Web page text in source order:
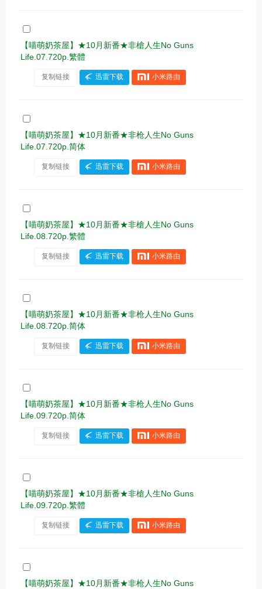
【喵萌奶茶屋】★10月新番★非槍人生No Guns
Life.07.720p.繁體
复制链接 迅雷下载 小米路由
【喵萌奶茶屋】★10月新番★非枪人生No Guns
Life.07.720p.简体
复制链接 迅雷下载 小米路由
【喵萌奶茶屋】★10月新番★非槍人生No Guns
Life.08.720p.繁體
复制链接 迅雷下载 小米路由
【喵萌奶茶屋】★10月新番★非枪人生No Guns
Life.08.720p.简体
复制链接 迅雷下载 小米路由
【喵萌奶茶屋】★10月新番★非枪人生No Guns
Life.09.720p.简体
复制链接 迅雷下载 小米路由
【喵萌奶茶屋】★10月新番★非槍人生No Guns
Life.09.720p.繁體
复制链接 迅雷下载 小米路由
【喵萌奶茶屋】★10月新番★非枪人生No Guns